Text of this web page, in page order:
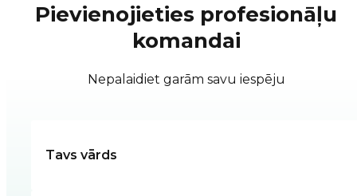
Pievienojieties profesionāļu
komandai
Nepalaidiet garām savu iespēju